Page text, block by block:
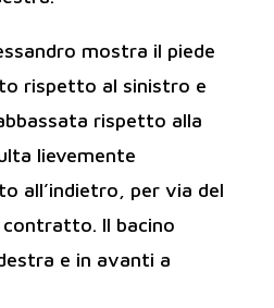
mostra il piede
rispetto al sinistro e
rispetto alla
lievemente
all’indietro, per via del
Il bacino
e in avanti a